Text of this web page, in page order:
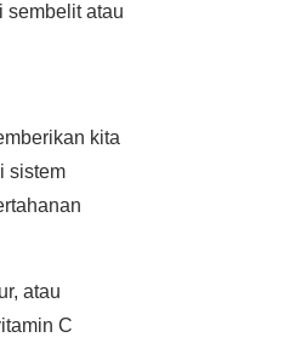
sembelit atau
kita
sistem
atau
C